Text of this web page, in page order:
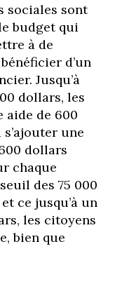
sociales sont
budget qui
à de
d’un
Jusqu’à
dollars, les
aide de 600
une
dollars
chaque
des 75 000
ce jusqu’à un
les citoyens
bien que